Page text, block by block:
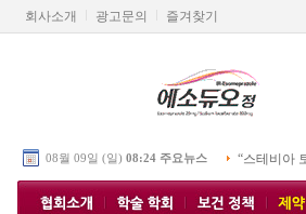
회사소개 광고문의 즐겨찾기
08월 09일 (일) 08:24 주요뉴스 “스테비아